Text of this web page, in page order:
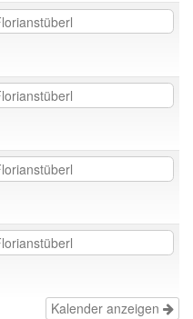
Kalender anzeigen